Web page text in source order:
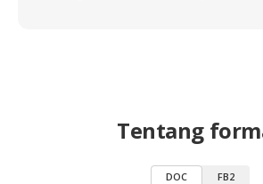
Tentang
DOC FB2